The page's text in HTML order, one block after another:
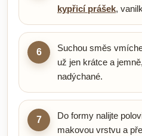
kypřicí prášek,
6
Suchou směs
už jen krátce a
nadýchané.
7
Do formy nalijte
makovou vrstvu a